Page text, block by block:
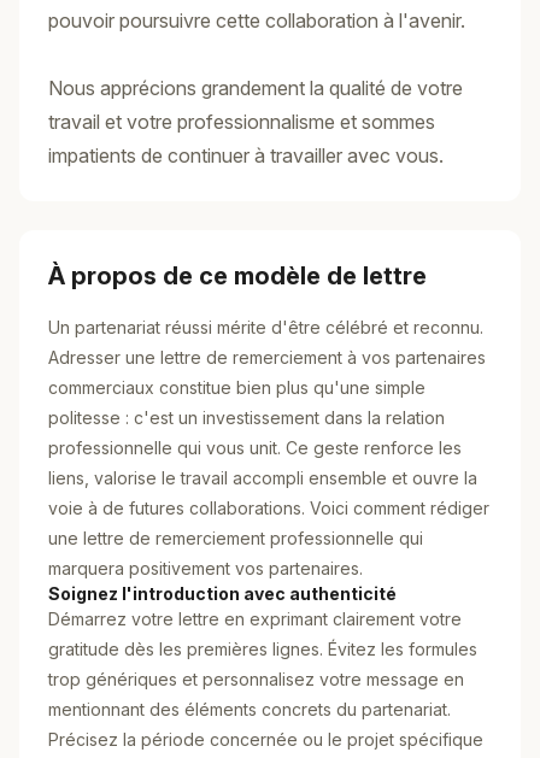
pouvoir poursuivre cette collaboration à l'avenir.
Nous apprécions grandement la qualité de votre
travail et votre professionnalisme et sommes
impatients de continuer à travailler avec vous.
À propos de ce modèle de lettre
Un partenariat réussi mérite d'être célébré et reconnu.
Adresser une lettre de remerciement à vos partenaires
commerciaux constitue bien plus qu'une simple
politesse : c'est un investissement dans la relation
professionnelle qui vous unit. Ce geste renforce les
liens, valorise le travail accompli ensemble et ouvre la
voie à de futures collaborations. Voici comment rédiger
une lettre de remerciement professionnelle qui
marquera positivement vos partenaires.
Soignez l'introduction avec authenticité
Démarrez votre lettre en exprimant clairement votre
gratitude dès les premières lignes. Évitez les formules
trop génériques et personnalisez votre message en
mentionnant des éléments concrets du partenariat.
Précisez la période concernée ou le projet spécifique